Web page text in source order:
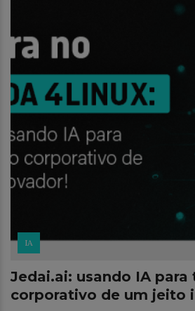
IA
Jedai.ai: usando IA
corporativo de um jeito